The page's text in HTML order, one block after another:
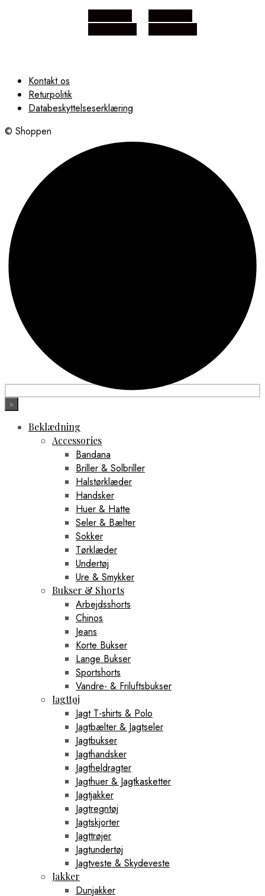
Kontakt os
Returpolitik
Databeskyttelseserklæring
© Shoppen
×
Beklædning
Accessories
Bandana
Briller & Solbriller
Halstørklæder
Handsker
Huer & Hatte
Seler & Bælter
Sokker
Tørklæder
Undertøj
Ure & Smykker
Bukser & Shorts
Arbejdsshorts
Chinos
Jeans
Korte Bukser
Lange Bukser
Sportshorts
Vandre- & Friluftsbukser
Jagttøj
Jagt T-shirts & Polo
Jagtbælter & Jagtseler
Jagtbukser
Jagthandsker
Jagtheldragter
Jagthuer & Jagtkasketter
Jagtjakker
Jagtregntøj
Jagtskjorter
Jagttrøjer
Jagtundertøj
Jagtveste & Skydeveste
Jakker
Dunjakker